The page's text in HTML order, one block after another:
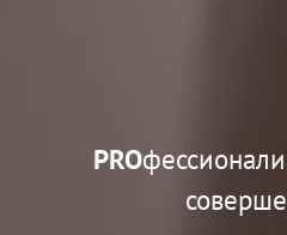
PRO